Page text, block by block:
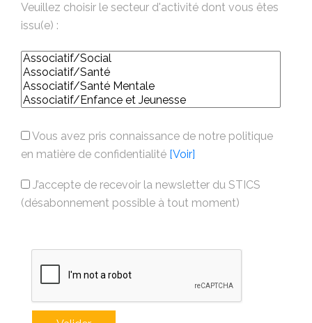
Veuillez choisir le secteur d'activité dont vous êtes
issu(e) :
Vous avez pris connaissance de notre politique
en matière de confidentialité [Voir]
J’accepte de recevoir la newsletter du STICS
(désabonnement possible à tout moment)